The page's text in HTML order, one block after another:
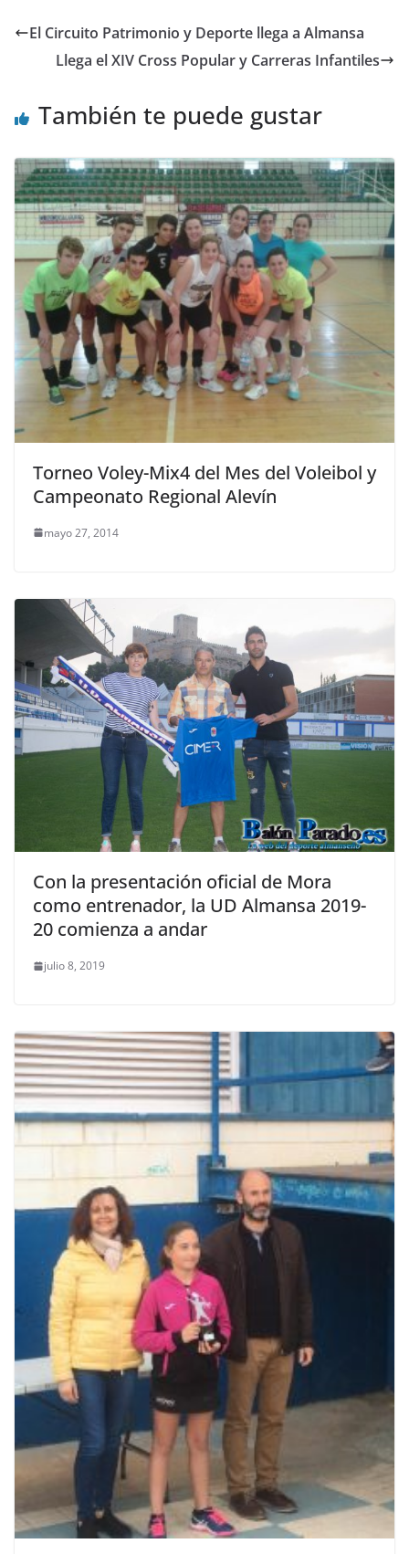
El Circuito Patrimonio y Deporte llega a Almansa
Llega el XIV Cross Popular y Carreras Infantiles
También te puede gustar
Torneo Voley-Mix4 del Mes del Voleibol y
Campeonato Regional Alevín
mayo 27, 2014
Con la presentación oficial de Mora
como entrenador, la UD Almansa 2019-
20 comienza a andar
julio 8, 2019